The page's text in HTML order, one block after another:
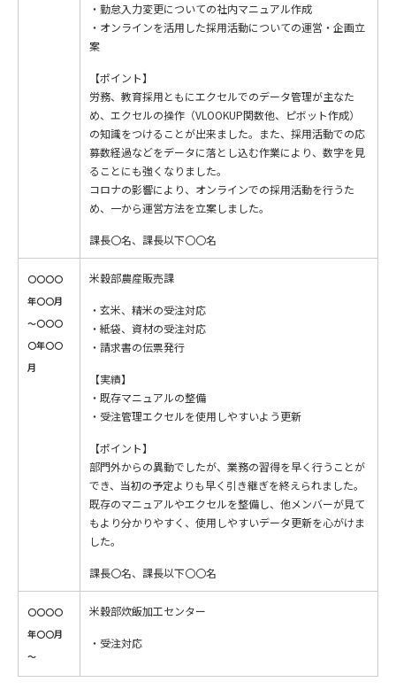
・勤怠入力変更についての社内マニュアル作成
・オンラインを活用した採用活動についての運営・企画立
案
【ポイント】
労務、教育採用ともにエクセルでのデータ管理が主なた
め、エクセルの操作（VLOOKUP関数他、ピボット作成）
の知識をつけることが出来ました。また、採用活動での応
募数経過などをデータに落とし込む作業により、数字を見
ることにも強くなりました。
コロナの影響により、オンラインでの採用活動を行うた
め、一から運営方法を立案しました。
課長〇名、課長以下〇〇名
〇〇〇〇
年〇〇月
～〇〇〇
〇年〇〇
月
米穀部農産販売課
・玄米、精米の受注対応
・紙袋、資材の受注対応
・請求書の伝票発行
【実績】
・既存マニュアルの整備
・受注管理エクセルを使用しやすいよう更新
【ポイント】
部門外からの異動でしたが、業務の習得を早く行うことが
でき、当初の予定よりも早く引き継ぎを終えられました。
既存のマニュアルやエクセルを整備し、他メンバーが見て
もより分かりやすく、使用しやすいデータ更新を心がけま
した。
課長〇名、課長以下〇〇名
〇〇〇〇
年〇〇月
～
米穀部炊飯加工センター
・受注対応